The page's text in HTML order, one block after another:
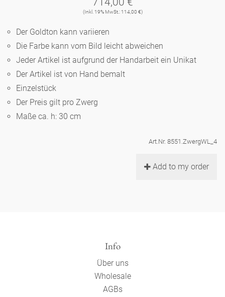
Porzellan
Ozean
klassische Musiker
zeitgenössische Musiker
Kleine Kaffeetasse 'Glam'
Espressotassen 'Glam'
Runde Teller - weiß
Ovale Teller - weiß
Tiefe Teller - weiß
Ovale Teller 'de Luxe'
Lange Teller 'de Luxe'
Noël
Teekanne
Vasen 'de Luxe'
Vasen
Fressnapf
Goldener Käfig
Korb 'de Luxe'
Schalen 'de Luxe'
Hors d'Œvre
Bad
Schnickschnack
Präsentation
Räucherstäbchenhalter
Spielen
Figuren
Porzellanfiguren
Alices Schachspiel 'de Luxe'
(Inkl. 19% MwSt.: 114,00 €)
Der Goldton kann variieren
Die Farbe kann vom Bild leicht abweichen
Jeder Artikel ist aufgrund der Handarbeit ein Unikat
Der Artikel ist von Hand bemalt
Einzelstück
Der Preis gilt pro Zwerg
Maße ca. h: 30 cm
Art.Nr. 8551.ZwergWL_4
Add to my order
Info
Über uns
Wholesale
AGBs